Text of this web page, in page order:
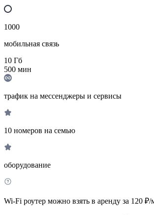
1000
мобильная связь
10 Гб
500 мин
трафик на мессенджеры и сервисы
10 номеров на семью
оборудование
Wi-Fi роутер можно взять в аренду за 120 ₽/